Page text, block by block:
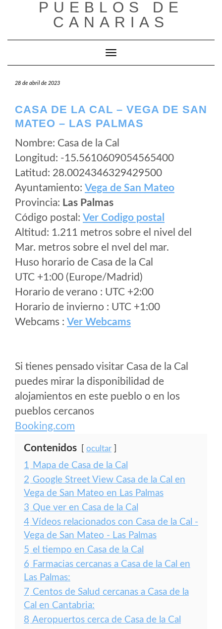
PUEBLOS DE
CANARIAS
Cambiar modo de navegación
28 de abril de 2023
CASA DE LA CAL – VEGA DE SAN
MATEO – LAS PALMAS
Nombre: Casa de la Cal
Longitud: -15.5610609054565400
Latitud: 28.0024346329429500
Ayuntamiento: Vega de San Mateo
Provincia: Las Palmas
Código postal: Ver Codigo postal
Altitud: 1.211 metros sobre el nivel del
Mar. metros sobre el nvel del mar.
Huso horario de Casa de la Cal
UTC +1:00 (Europe/Madrid)
Horario de verano : UTC +2:00
Horario de invierno : UTC +1:00
Webcams : Ver Webcams
Si tienes pensado visitar Casa de la Cal
puedes mirar la disponibilidad de
alojamientos en este pueblo o en los
pueblos cercanos
Booking.com
Contenidos ocultar
1 Mapa de Casa de la Cal
2 Google Street View Casa de la Cal en
Vega de San Mateo en Las Palmas
3 Que ver en Casa de la Cal
4 Vídeos relacionados con Casa de la Cal -
Vega de San Mateo - Las Palmas
5 el tiempo en Casa de la Cal
6 Farmacias cercanas a Casa de la Cal en
Las Palmas:
7 Centos de Salud cercanas a Casa de la
Cal en Cantabria:
8 Aeropuertos cerca de Casa de la Cal